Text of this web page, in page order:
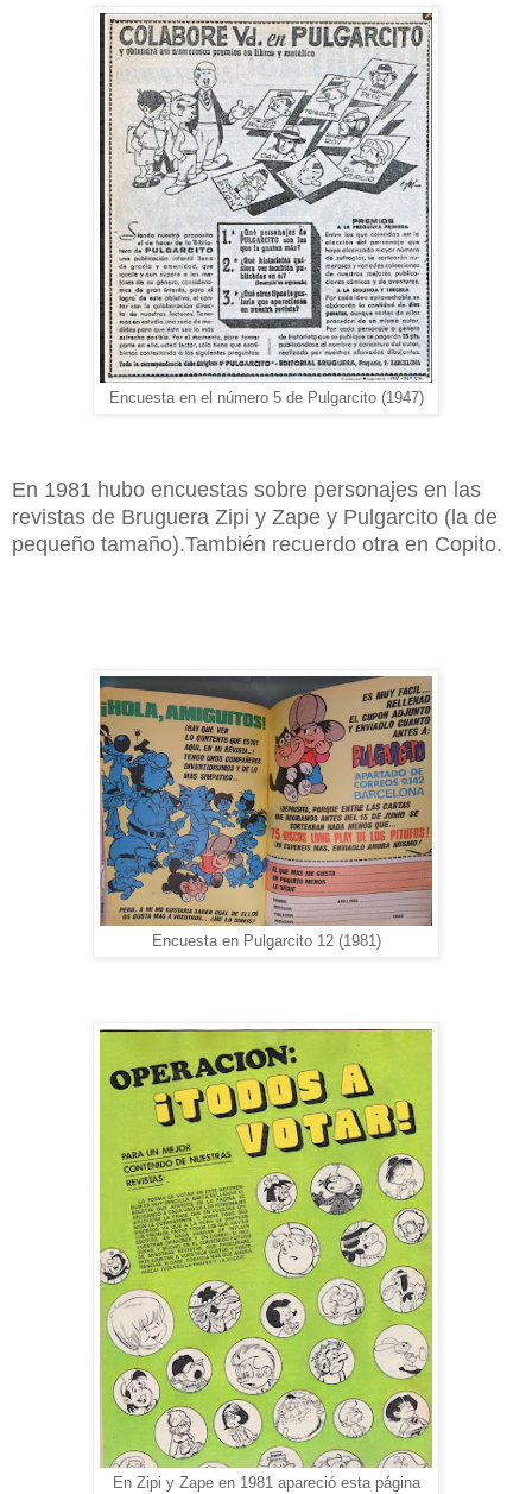
Encuesta en el número 5 de Pulgarcito (1947)
En 1981 hubo encuestas sobre personajes en las
revistas de Bruguera Zipi y Zape y Pulgarcito (la de
pequeño tamaño).También recuerdo otra en Copito.
Encuesta en Pulgarcito 12 (1981)
En Zipi y Zape en 1981 apareció esta página